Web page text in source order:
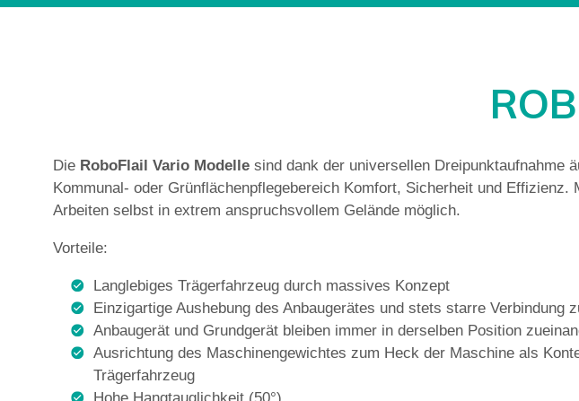
Die RoboFlail Vario Modelle sind dank der universellen Dreipunktaufnahme
Kommunal- oder Grünflächenpflegebereich Komfort, Sicherheit und
Arbeiten selbst in extrem anspruchsvollem Gelände möglich.
Vorteile:
Langlebiges Trägerfahrzeug durch massives Konzept
Einzigartige Aushebung des Anbaugerätes und stets starre Verbindung
Anbaugerät und Grundgerät bleiben immer in derselben Position
Ausrichtung des Maschinengewichtes zum Heck der Maschine als
Trägerfahrzeug